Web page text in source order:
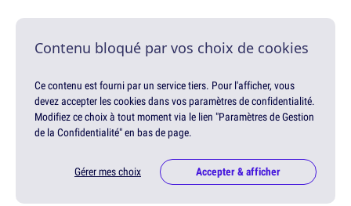
Contenu bloqué par vos choix de cookies
Ce contenu est fourni par un service tiers. Pour l'afficher, vous
devez accepter les cookies dans vos paramètres de confidentialité.
Modifiez ce choix à tout moment via le lien "Paramètres de Gestion
de la Confidentialité" en bas de page.
Gérer mes choix Accepter & afficher